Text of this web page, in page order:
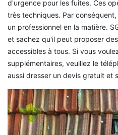
d'urgence pour les fuites. Ces
très techniques. Par
un professionnel en la matière.
et sachez qu'il peut proposer
accessibles à tous. Si vous
supplémentaires, veuillez le
aussi dresser un devis gratuit et